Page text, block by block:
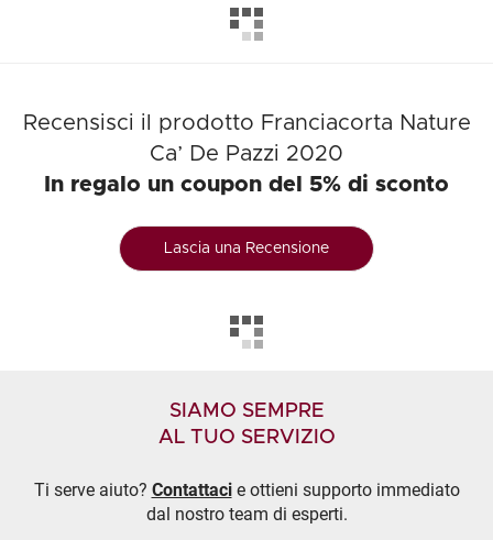
Recensisci il prodotto Franciacorta Nature
Ca’ De Pazzi 2020
In regalo un coupon del 5% di sconto
Lascia una Recensione
SIAMO SEMPRE
AL TUO SERVIZIO
Ti serve aiuto? Contattacie ottieni supporto immediato
dal nostro team di esperti.